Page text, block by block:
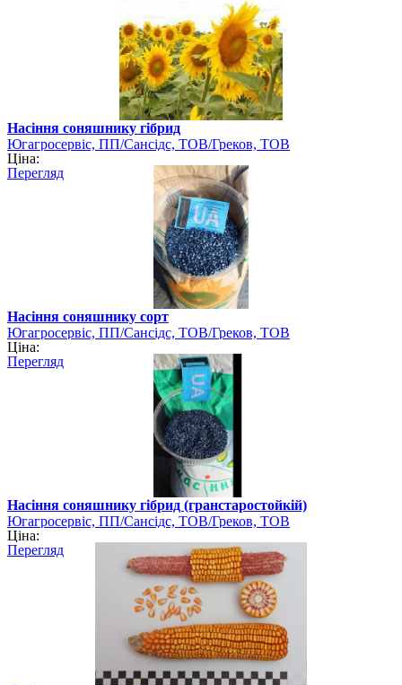
Насіння соняшнику гібрид
Югагросервіс, ПП/Сансідс, ТОВ/Греков, ТОВ
Ціна:
Перегляд
Насіння соняшнику сорт
Югагросервіс, ПП/Сансідс, ТОВ/Греков, ТОВ
Ціна:
Перегляд
Насіння соняшнику гібрид (гранстаростойкій)
Югагросервіс, ПП/Сансідс, ТОВ/Греков, ТОВ
Ціна:
Перегляд